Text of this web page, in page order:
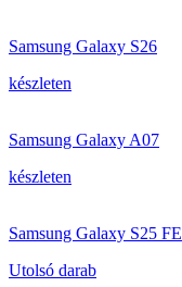
Samsung Galaxy S26
készleten
Samsung Galaxy A07
készleten
Samsung Galaxy S25 FE
Utolsó darab